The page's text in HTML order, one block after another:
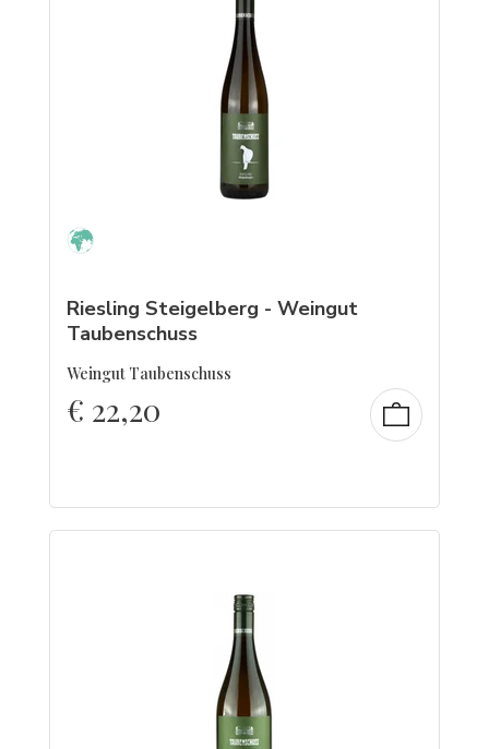
Riesling Steigelberg - Weingut
Taubenschuss
Weingut Taubenschuss
€ 22,20